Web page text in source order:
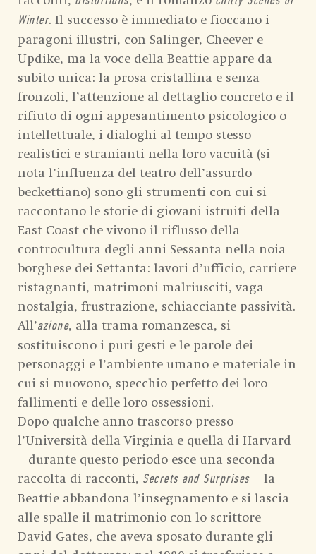
Winter. Il successo è immediato e fioccano i
paragoni illustri, con Salinger, Cheever e
Updike, ma la voce della Beattie appare da
subito unica: la prosa cristallina e senza
fronzoli, l’attenzione al dettaglio concreto e il
rifiuto di ogni appesantimento psicologico o
intellettuale, i dialoghi al tempo stesso
realistici e stranianti nella loro vacuità (si
nota l’influenza del teatro dell’assurdo
beckettiano) sono gli strumenti con cui si
raccontano le storie di giovani istruiti della
East Coast che vivono il riflusso della
controcultura degli anni Sessanta nella noia
borghese dei Settanta: lavori d’ufficio, carriere
ristagnanti, matrimoni malriusciti, vaga
nostalgia, frustrazione, schiacciante passività.
All’azione, alla trama romanzesca, si
sostituiscono i puri gesti e le parole dei
personaggi e l’ambiente umano e materiale in
cui si muovono, specchio perfetto dei loro
fallimenti e delle loro ossessioni.
Dopo qualche anno trascorso presso
l’Università della Virginia e quella di Harvard
– durante questo periodo esce una seconda
raccolta di racconti, Secrets and Surprises– la
Beattie abbandona l’insegnamento e si lascia
alle spalle il matrimonio con lo scrittore
David Gates, che aveva sposato durante gli